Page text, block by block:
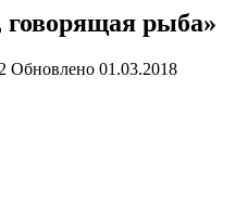
рыба»
Обновлено 01.03.2018